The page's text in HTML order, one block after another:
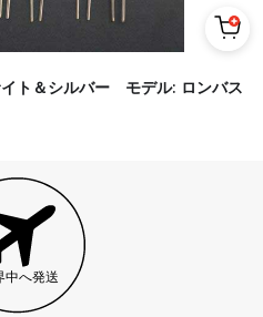
ト＆シルバー モデル: ロンバス
中へ発送